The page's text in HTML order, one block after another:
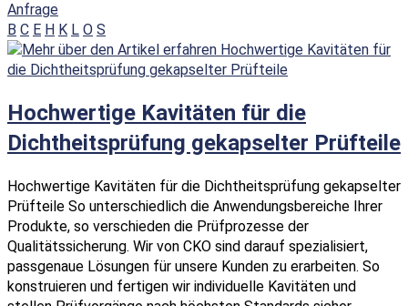
Anfrage
B C E H K L O S
Hochwertige Kavitäten für die
Dichtheitsprüfung gekapselter Prüfteile
Hochwertige Kavitäten für die Dichtheitsprüfung gekapselter
Prüfteile So unterschiedlich die Anwendungsbereiche Ihrer
Produkte, so verschieden die Prüfprozesse der
Qualitätssicherung. Wir von CKO sind darauf spezialisiert,
passgenaue Lösungen für unsere Kunden zu erarbeiten. So
konstruieren und fertigen wir individuelle Kavitäten und